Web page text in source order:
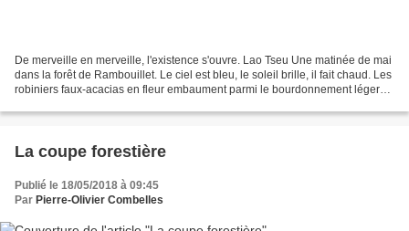
De merveille en merveille, l'existence s'ouvre. Lao Tseu Une matinée de mai
dans la forêt de Rambouillet. Le ciel est bleu, le soleil brille, il fait chaud. Les
robiniers faux-acacias en fleur embaument parmi le bourdonnement léger
La coupe forestière
Publié le 18/05/2018 à 09:45
Par Pierre-Olivier Combelles